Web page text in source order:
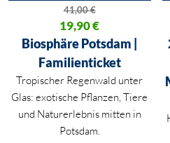
41,00€
Ursprünglicher Preis war: 41,00 €
19,90€
Aktueller Preis ist: 19,90 €.
Biosphäre Potsdam |
Familienticket
Tropischer Regenwald unter
Glas: exotische Pflanzen, Tiere
und Naturerlebnis mitten in
Potsdam.